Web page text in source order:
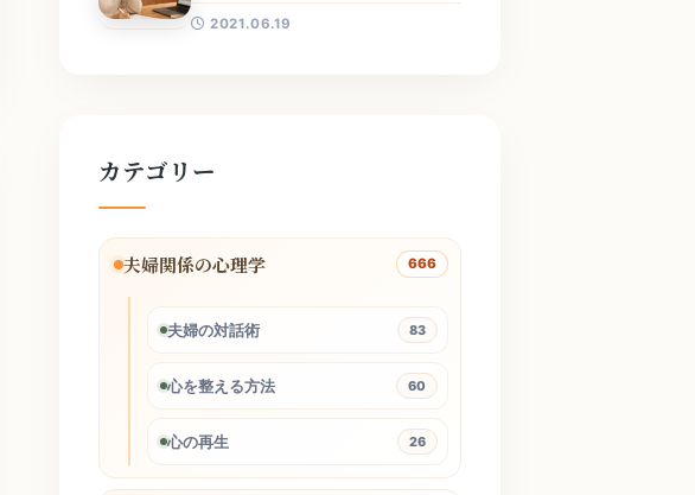
2021.06.19
カテゴリー
夫婦関係の心理学 666
夫婦の対話術 83
心を整える方法 60
心の再生 26